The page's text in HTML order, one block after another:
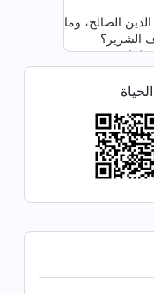
الصالح، وما
الشرير؟
بركة أو
مميَّز من
مغالطات